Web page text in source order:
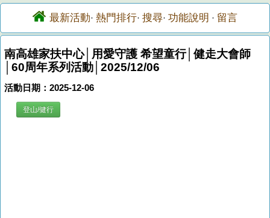
最新活動· 熱門排行· 搜尋· 功能說明 · 留言
南高雄家扶中心│用愛守護 希望童行│健走大會師
│60周年系列活動│2025/12/06
活動日期：2025-12-06
登山/健行